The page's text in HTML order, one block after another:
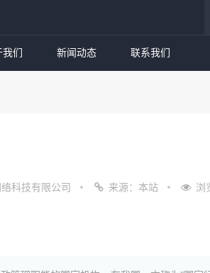
我们 新闻动态 联系我们
科技有限公司 来源：本站 浏